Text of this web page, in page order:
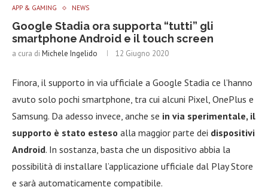
APP & GAMING NEWS
Google Stadia ora supporta “tutti” gli
smartphone Android e il touch screen
a cura di Michele Ingelido 12 Giugno 2020
Finora, il supporto in via ufficiale a Google Stadia ce l’hanno
avuto solo pochi smartphone, tra cui alcuni Pixel, OnePlus e
Samsung. Da adesso invece, anche se in via sperimentale, il
supporto è stato esteso alla maggior parte dei dispositivi
Android. In sostanza, basta che un dispositivo abbia la
possibilità di installare l’applicazione ufficiale dal Play Store
e sarà automaticamente compatibile.